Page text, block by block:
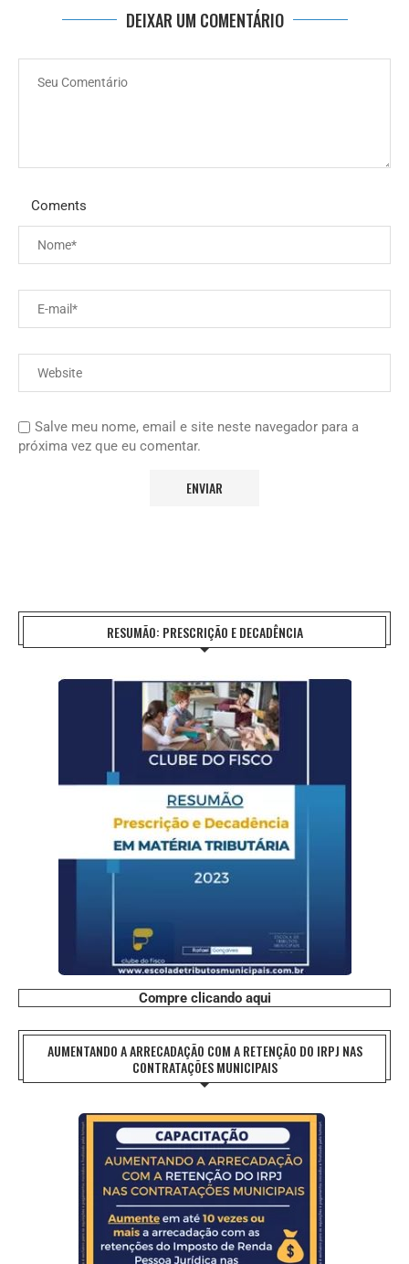
DEIXAR UM COMENTÁRIO
Coments
Salve meu nome, email e site neste navegador para a
próxima vez que eu comentar.
RESUMÃO: PRESCRIÇÃO E DECADÊNCIA
Compre clicando aqui
AUMENTANDO A ARRECADAÇÃO COM A RETENÇÃO DO IRPJ NAS
CONTRATAÇÕES MUNICIPAIS